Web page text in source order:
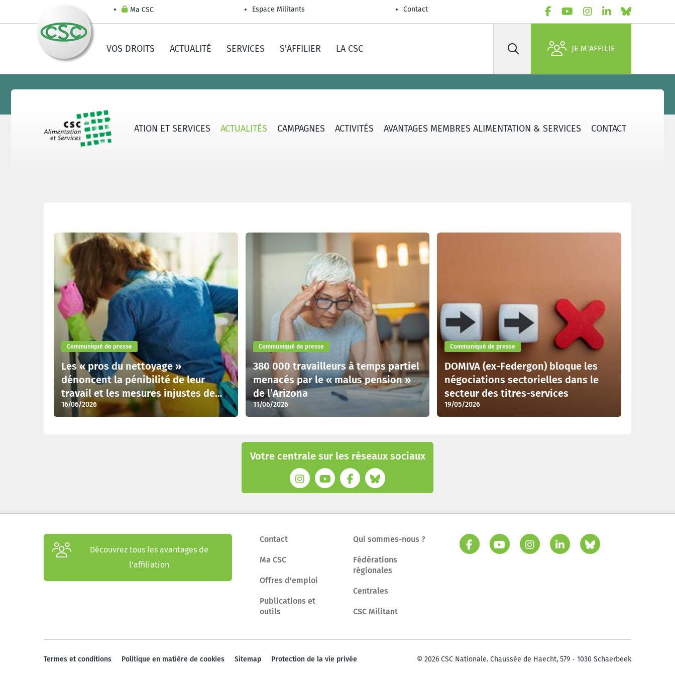
Ma CSC Espace Militants Contact
VOS DROITS ACTUALITÉ SERVICES S'AFFILIER LA CSC Rechercher JE M'AFFILIE
AU SUJET DE LA CSC ALIMENTATION ET SERVICES ACTUALITÉS CAMPAGNES ACTIVITÉS AVANTAGES MEMBRES ALIMENTATION & SERVICES CONTACT
Dernières actualités
Communiqué de presse
Les « pros du nettoyage »
dénoncent la pénibilité de leur
travail et les mesures injustes de
l’Arizona
16/06/2026
Communiqué de presse
380 000 travailleurs à temps partiel
menacés par le « malus pension »
de l’Arizona
11/06/2026
Communiqué de presse
DOMIVA (ex-Federgon) bloque les
négociations sectorielles dans le
secteur des titres-services
19/05/2026
Votre centrale sur les réseaux sociaux
Découvrez tous les avantages de
l’affiliation
Contact
Ma CSC
Offres d'emploi
Publications et
outils
Qui sommes-nous ?
Fédérations
régionales
Centrales
CSC Militant
Termes et conditions Politique en matière de cookies Sitemap Protection de la vie privée © 2026 CSC Nationale. Chaussée de Haecht, 579 - 1030 Schaerbeek